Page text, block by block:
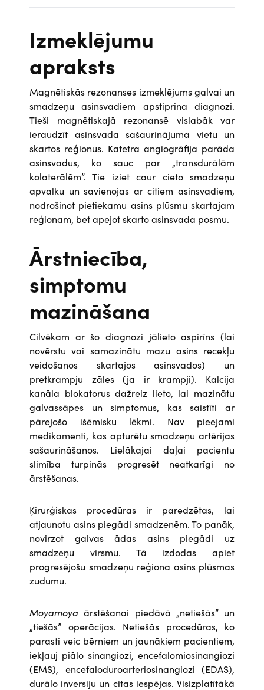
Izmeklējumu
apraksts
Magnētiskās rezonanses izmeklējums galvai un
smadzeņu asinsvadiem apstiprina diagnozi.
Tieši magnētiskajā rezonansē vislabāk var
ieraudzīt asinsvada sašaurinājuma vietu un
skartos reģionus. Katetra angiogrāfija parāda
asinsvadus, ko sauc par „transdurālām
kolaterālēm”. Tie iziet caur cieto smadzeņu
apvalku un savienojas ar citiem asinsvadiem,
nodrošinot pietiekamu asins plūsmu skartajam
reģionam, bet apejot skarto asinsvada posmu.
Ārstniecība,
simptomu
mazināšana
Cilvēkam ar šo diagnozi jālieto aspirīns (lai
novērstu vai samazinātu mazu asins recekļu
veidošanos skartajos asinsvados) un
pretkrampju zāles (ja ir krampji). Kalcija
kanāla blokatorus dažreiz lieto, lai mazinātu
galvassāpes un simptomus, kas saistīti ar
pārejošo išēmisku lēkmi. Nav pieejami
medikamenti, kas apturētu smadzeņu artērijas
sašaurināšanos. Lielākajai daļai pacientu
slimība turpinās progresēt neatkarīgi no
ārstēšanas.
Ķirurģiskas procedūras ir paredzētas, lai
atjaunotu asins piegādi smadzenēm. To panāk,
novirzot galvas ādas asins piegādi uz
smadzeņu virsmu. Tā izdodas apiet
progresējošu smadzeņu reģiona asins plūsmas
zudumu.
Moyamoya ārstēšanai piedāvā „netiešās” un
„tiešās” operācijas. Netiešās procedūras, ko
parasti veic bērniem un jaunākiem pacientiem,
iekļauj piālo sinangiozi, encefalomiosinangiozi
(EMS), encefaloduroarteriosinangiozi (EDAS),
durālo inversiju un citas iespējas. Visizplatītākā